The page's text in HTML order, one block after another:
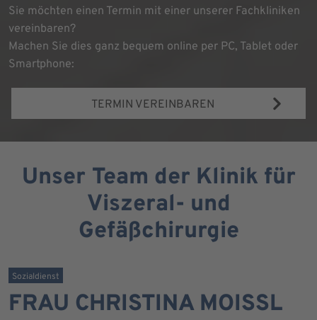
Sie möchten einen Termin mit einer unserer Fachkliniken
vereinbaren?
Machen Sie dies ganz bequem online per PC, Tablet oder
Smartphone:
TERMIN VEREINBAREN
Unser Team der Klinik für
Viszeral- und
Gefäßchirurgie
Sozialdienst
FRAU CHRISTINA MOISSL